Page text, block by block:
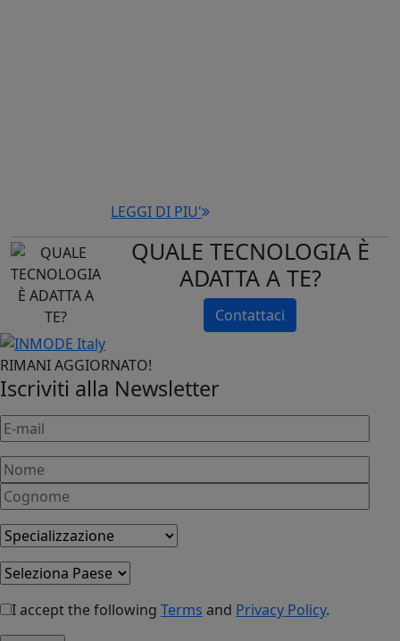
LEGGI DI PIU'
QUALE TECNOLOGIA È
ADATTA A TE?
Contattaci
RIMANI AGGIORNATO!
Iscriviti alla Newsletter
I accept the following Terms and Privacy Policy.